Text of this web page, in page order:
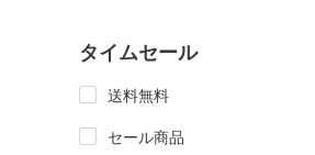
タイムセール
送料無料
セール商品